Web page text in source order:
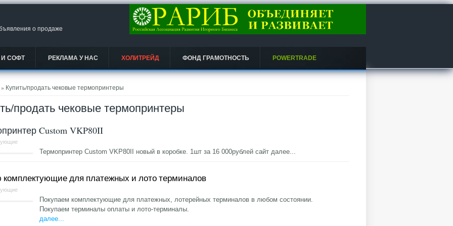
о продаже
СОФТ РЕКЛАМА У НАС ХОЛИТРЕЙД ФОНД ГРАМОТНОСТЬ POWERTRADE
» Купить/продать чековые термопринтеры
продать чековые термопринтеры
Custom VKP80II
Термопринтер Custom VKP80II новый в коробке. 1шт за 16 000рублей сайтдалее...
комплектующие для платежных и лото терминалов
Покупаем комплектующие для платежных, лотерейных терминалов в любом состоянии.
Покупаем терминалы оплаты и лото-терминалы.
далее...